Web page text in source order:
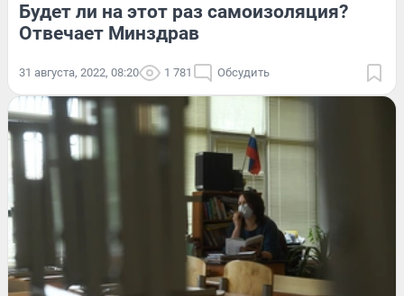
Будет ли на этот раз самоизоляция?
Отвечает Минздрав
31 августа, 2022, 08:20 1 781 Обсудить